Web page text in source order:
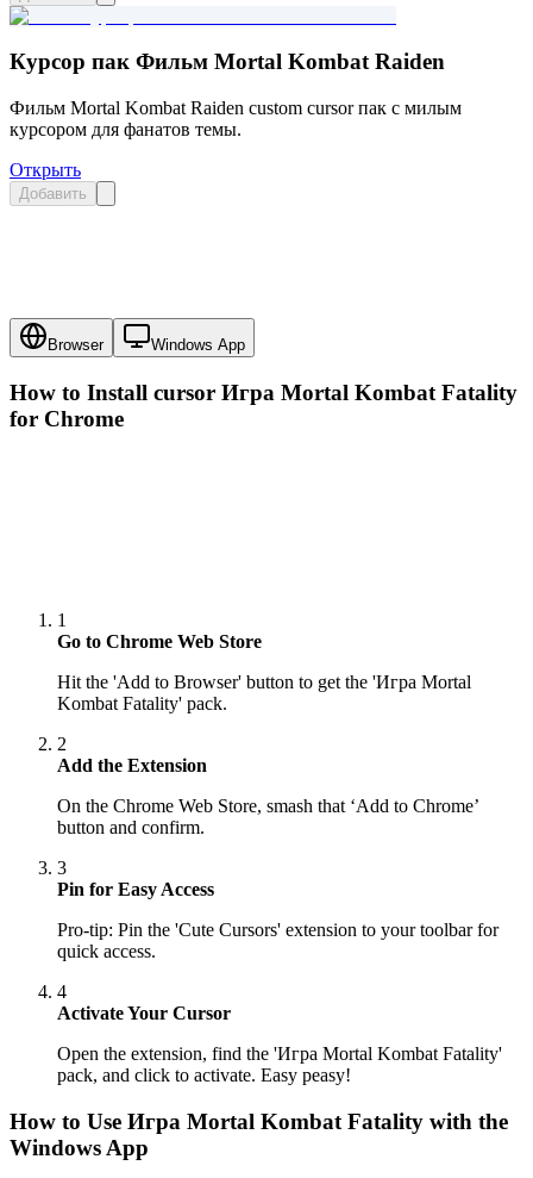
Курсор пак Фильм Mortal Kombat Raiden
Фильм Mortal Kombat Raiden custom cursor пак с милым
курсором для фанатов темы.
Открыть
Добавить
Browser Windows App
How to Install cursor Игра Mortal Kombat Fatality
for Chrome
1
Go to Chrome Web Store
Hit the 'Add to Browser' button to get the 'Игра Mortal
Kombat Fatality' pack.
2
Add the Extension
On the Chrome Web Store, smash that ‘Add to Chrome’
button and confirm.
3
Pin for Easy Access
Pro-tip: Pin the 'Cute Cursors' extension to your toolbar for
quick access.
4
Activate Your Cursor
Open the extension, find the 'Игра Mortal Kombat Fatality'
pack, and click to activate. Easy peasy!
How to Use Игра Mortal Kombat Fatality with the
Windows App